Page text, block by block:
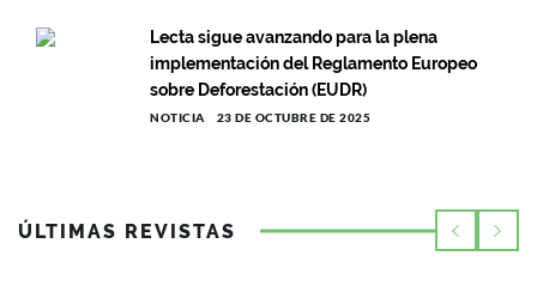
Lecta sigue avanzando para la plena
implementación del Reglamento Europeo
sobre Deforestación (EUDR)
NOTICIA 23 DE OCTUBRE DE 2025
ÚLTIMAS REVISTAS